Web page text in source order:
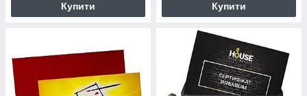
Купити Купити